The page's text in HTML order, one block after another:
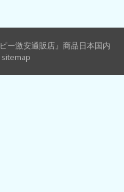
ー激安通販店』商品日本国内
sitemap